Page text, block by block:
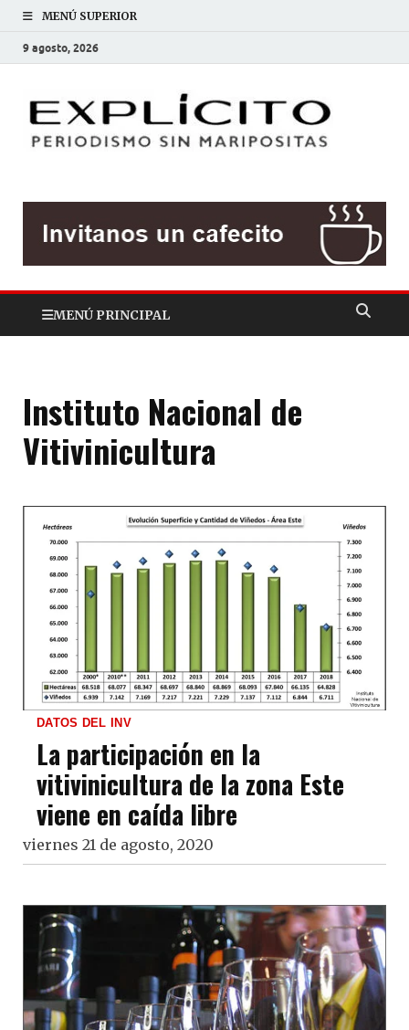
MENÚ SUPERIOR
9 agosto, 2026
MENÚ PRINCIPAL
Instituto Nacional de
Vitivinicultura
DATOS DEL INV
La participación en la
vitivinicultura de la zona Este
viene en caída libre
viernes 21 de agosto, 2020